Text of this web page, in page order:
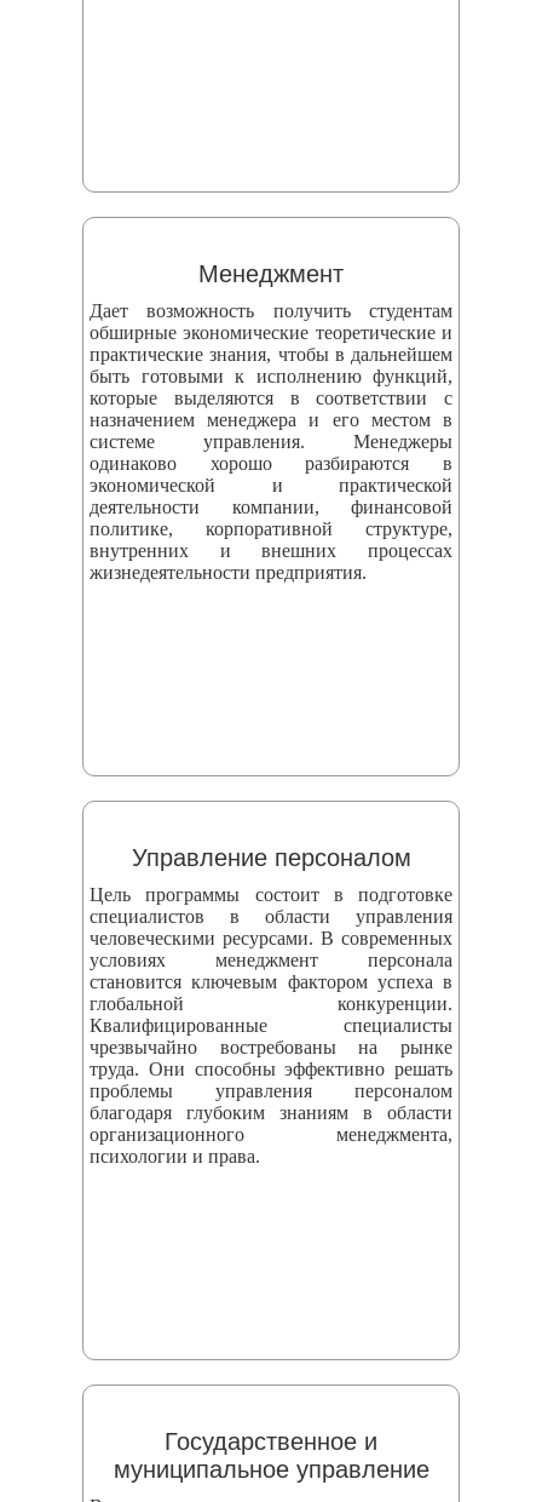
Менеджмент
Дает возможность получить студентам
обширные экономические теоретические и
практические знания, чтобы в дальнейшем
быть готовыми к исполнению функций,
которые выделяются в соответствии с
назначением менеджера и его местом в
системе управления. Менеджеры
одинаково хорошо разбираются в
экономической и практической
деятельности компании, финансовой
политике, корпоративной структуре,
внутренних и внешних процессах
жизнедеятельности предприятия.
Управление персоналом
Цель программы состоит в подготовке
специалистов в области управления
человеческими ресурсами. В современных
условиях менеджмент персонала
становится ключевым фактором успеха в
глобальной конкуренции.
Квалифицированные специалисты
чрезвычайно востребованы на рынке
труда. Они способны эффективно решать
проблемы управления персоналом
благодаря глубоким знаниям в области
организационного менеджмента,
психологии и права.
Государственное и
муниципальное управление